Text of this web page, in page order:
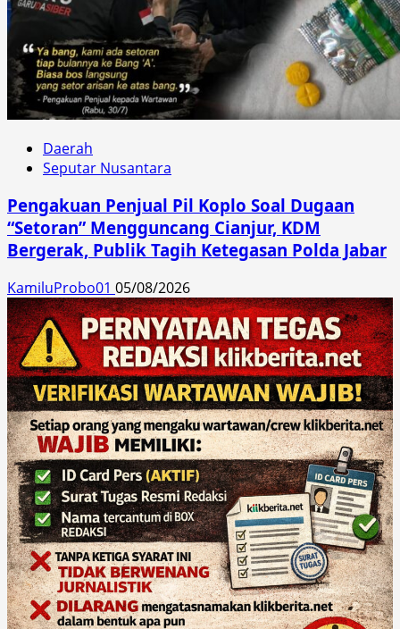
Daerah
Seputar Nusantara
Pengakuan Penjual Pil Koplo Soal Dugaan
“Setoran” Mengguncang Cianjur, KDM
Bergerak, Publik Tagih Ketegasan Polda Jabar
KamiluProbo01 05/08/2026